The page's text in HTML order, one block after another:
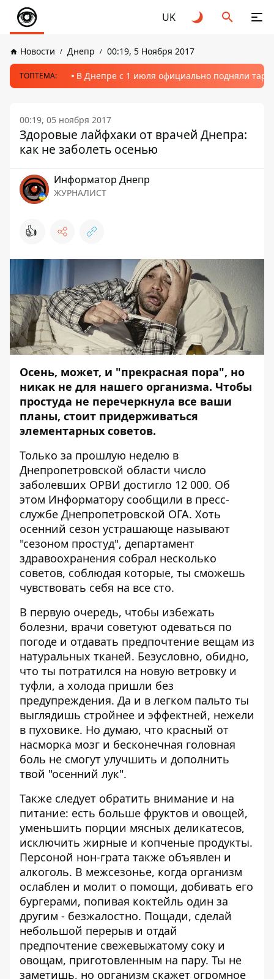
UK
Новости Днепр 00:19, 5 Ноября 2017
ТОПТЕМА: В Днепре с 1 июля официально подняли
00:19, 05 ноября 2017
Здоровые лайфхаки от врачей Днепра:
как не заболеть осенью
Информатор Днепр
ЖУРНАЛИСТ
👍
Осень, может, и "прекрасная пора", но
никак не для нашего организма. Чтобы
простуда не перечеркнула все ваши
планы, стоит придерживаться
элементарных советов.
Только за прошлую неделю в
Днепропетровской области число
заболевших ОРВИ достигло 12 000. Об
этом Информатору сообщили в пресс-
службе Днепропетровской ОГА. Хоть
осенний сезон устрашающе называют
"сезоном простуд", департамент
здравоохранения собрал несколько
советов, соблюдая которые, ты сможешь
чувствовать себя на все сто.
В первую очередь, чтобы избежать
болезни, врачи советуют одеваться по
погоде и отдавать предпочтение вещам из
натуральных тканей. Безусловно, обидно,
что ты потратился на новую ветровку и
туфли, а холода пришли без
предупреждения. Да и в легком пальто ты
выглядишь стройнее и эффектней, нежели
в пуховике. Но думаю, что красный от
насморка мозг и бесконечная головная
боль не смогут улучшить и дополнить
твой "осенний лук".
Также следует обратить внимание и на
питание: есть больше фруктов и овощей,
уменьшить порции мясных деликатесов,
исключить жирные и копченые продукты.
Персоной нон-грата также объявлен и
алкоголь. В межсезонье, когда организм
ослаблен и молит о помощи, добивать его
бургерами, попивая коктейль один за
другим - безжалостно. Пощади, сделай
небольшой перерыв и отдай
предпочтение свежевыжатому соку и
овощам, приготовленным на пару. Ты не
заметишь, но организм скажет огромное